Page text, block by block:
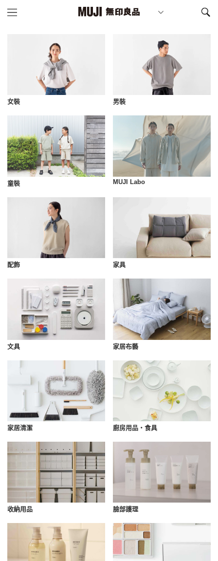
女裝 男裝
童裝 MUJI Labo
配飾 家具
文具 家居布藝
家居清潔 廚房用品・食具
收納用品 臉部護理